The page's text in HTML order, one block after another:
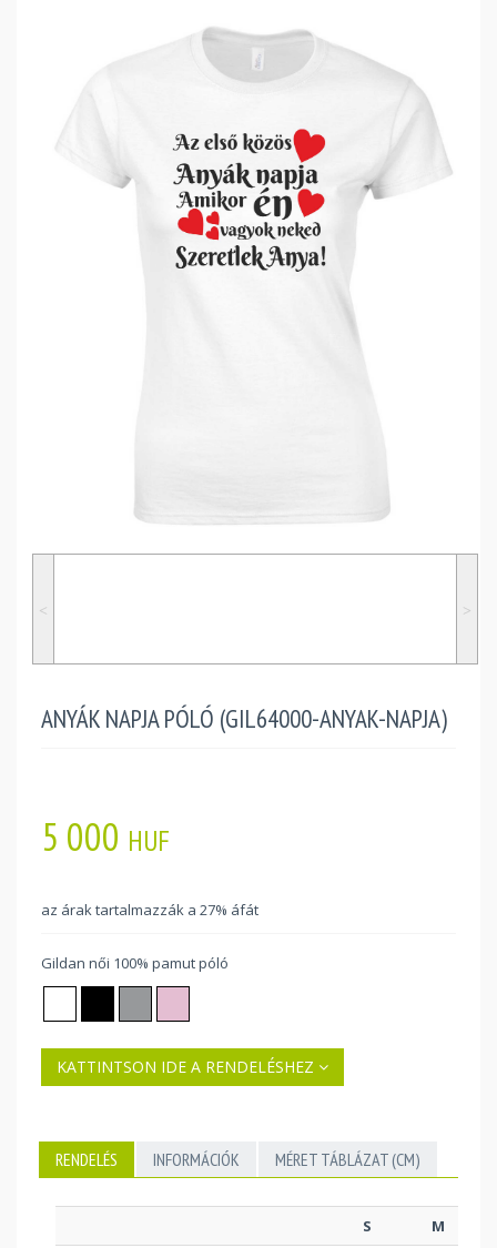
˂ ˃
ANYÁK NAPJA PÓLÓ (GIL64000-ANYAK-NAPJA)
5 000 HUF
az árak tartalmazzák a 27% áfát
Gildan női 100% pamut póló
KATTINTSON IDE A RENDELÉSHEZ
RENDELÉS INFORMÁCIÓK MÉRET TÁBLÁZAT (CM)
S M